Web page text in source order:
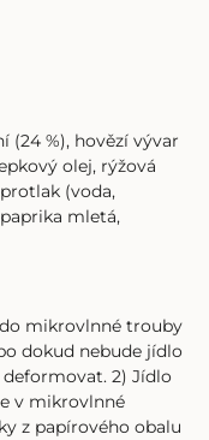
(24 %), hovězí vývar
olej, rýžová
(voda,
mletá,
mikrovlnné trouby
dokud nebude jídlo
2) Jídlo
v mikrovlnné
z papírového obalu